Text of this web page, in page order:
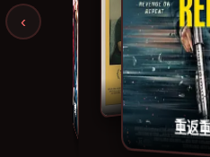
‹
幻想生活
周末情战